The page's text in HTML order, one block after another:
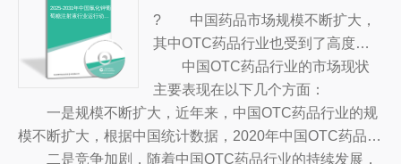
的重要工具。
2025-2031年中国氯化钾葡
萄糖注射液行业运行动态
? 中国药品市场规模不断扩大，
其中OTC药品行业也受到了高度重
视。随着消费者对健康和药品的日益
重视，以及新技术的不断发展，OT
C药品行业的发展也越来越迅速。
中国OTC药品行业的市场现状
主要表现在以下几个方面：
一是规模不断扩大，近年来，中国OTC药品行业的规
模不断扩大，根据中国统计数据，2020年中国OTC药品的
总销售额已达到3.5万亿元，比上一年增长近10%，同比增
二是竞争加剧，随着中国OTC药品行业的持续发展，